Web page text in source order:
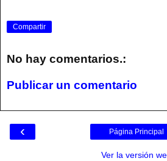
Compartir
No hay comentarios.:
Publicar un comentario
‹ Página Principal
Ver la versión